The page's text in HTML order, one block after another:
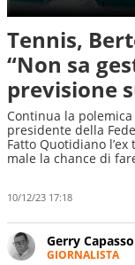
Tennis,
“Non sa
previsione
Continua la
presidente della
Fatto Quotidiano l’ex
male la chance di
10/12/23 17:18
Gerry Capasso
GIORNALISTA